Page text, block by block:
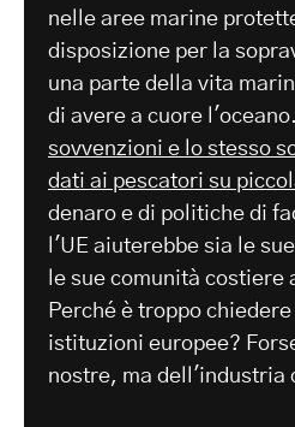
nelle aree marine
disposizione per la
una parte della vita
di avere a cuore l'oceano.
sovvenzioni e lo stesso
dati ai pescatori su
denaro e di politiche di
l'UE aiuterebbe sia le
le sue comunità costiere
Perché è troppo
istituzioni europee?
nostre, ma dell'industria